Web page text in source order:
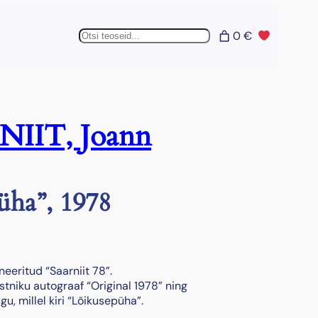
Otsing 0 €
Joann
1978
“Saarniit 78”.
autograaf “Original 1978” ning
millel kiri “Lõikusepüha”.